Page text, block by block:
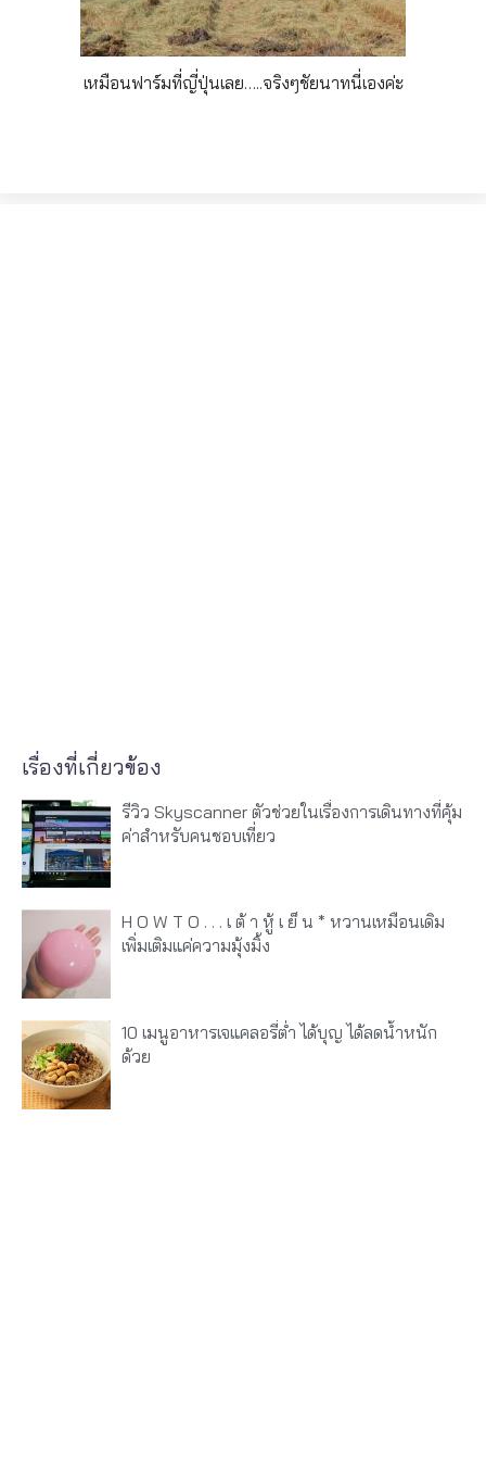
เหมือนฟาร์มที่ญี่ปุ่นเลย…..จริงๆชัยนาทนี่เองค่ะ
เรื่องที่เกี่ยวข้อง
รีวิว Skyscanner ตัวช่วยในเรื่องการเดินทางที่คุ้ม
ค่าสำหรับคนชอบเที่ยว
H O W T O . . . เ ต้ า หู้ เ ย็ น * หวานเหมือนเดิม
เพิ่มเติมแค่ความมุ้งมิ้ง
10 เมนูอาหารเจแคลอรี่ต่ำ ได้บุญ ได้ลดน้ำหนัก
ด้วย